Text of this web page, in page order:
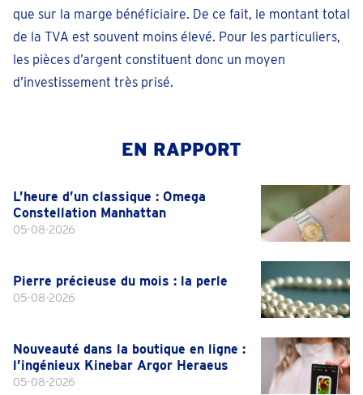
que sur la marge bénéficiaire. De ce fait, le montant total
de la TVA est souvent moins élevé. Pour les particuliers,
les pièces d’argent constituent donc un moyen
d’investissement très prisé.
EN RAPPORT
L’heure d’un classique : Omega
Constellation Manhattan
05-08-2026
Pierre précieuse du mois : la perle
05-08-2026
Nouveauté dans la boutique en ligne :
l’ingénieux Kinebar Argor Heraeus
05-08-2026